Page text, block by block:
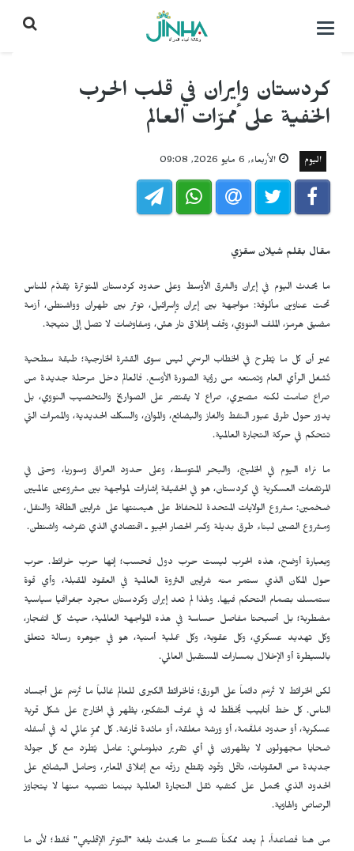
التحكم
كردستان وإيران في قلب الحرب
الخفية على ممرّات العالم
اليوم الأربعاء, 6 مايو 2026, 09:08
مقال بقلم شيلان سقزي
ما يحدث اليوم في إيران والشرق الأوسط وعلى حدود كردستان المتوترة يُقدَّم للناس
تحت عناوين مألوفة: مواجهة بين إيران وإسرائيل، توتر بين طهران وواشنطن، أزمة
مضيق هرمز، الملف النووي، وقف إطلاق نار هش، ومفاوضات لا تصل إلى نتيجة.
غير أن كل ما يُطرح في الخطاب الرسمي ليس سوى القشرة الخارجية؛ طبقة سطحية
تُشغل الرأي العام وتمنعه من رؤية الصورة الأوسع. فالعالم دخل مرحلة جديدة من
صراع صامت لكنه مصيري، صراع لا يقتصر على الصواريخ والتخصيب النووي، بل
يدور حول طرق عبور النفط والغاز والبضائع، والموانئ، والسكك الحديدية، والممرات التي
تتحكم في حركة التجارة العالمية.
ما نراه اليوم في الخليج، والبحر المتوسط، وعلى حدود العراق وسوريا، وحتى في
المرتفعات العسكرية في كردستان، هو في الحقيقة إشارات لمواجهة بين مشروعين عالميين
ضخمين: مشروع الولايات المتحدة للحفاظ على هيمنتها على شرايين الطاقة والنقل،
ومشروع الصين لبناء طرق بديلة وكسر الحصار الجيو ـ اقتصادي الذي تفرضه واشنطن.
وبعبارة أوضح، هذه الحرب ليست حرب دول فحسب؛ إنها حرب خرائط. حرب
حول المكان الذي ستمر منه شرايين الثروة العالمية في العقود المقبلة، وأي قوة
ستمسك بصمام التحكم فيها. ولهذا لم تعد إيران وكردستان مجرد جغرافيا سياسية
مضطربة؛ بل أصبحتا مفاصل حساسة في هذه المواجهة العالمية، حيث كل انفجار،
وكل تهديد عسكري، وكل عقوبة، وكل عملية أمنية، هو في جوهره رسالة تتعلق
بالسيطرة أو الإخلال بمسارات المستقبل العالمي.
لكن الخرائط لا تُرسَم دائماً على الورق؛ فالخرائط الكبرى للعالم غالباً ما تُرسَم على أجساد
الناس. كل خط أنابيب يُخطَّط له في غرف التفكير، يظهر في الخارج على شكل قرية
عسكرية، أو حدود مُلغَّمة، أو ورشة مغلقة، أو مائدة فارغة. كل ممرٍّ عالمي له في أسفله
ضحايا مجهولون لا يظهرون في أي تقرير دبلوماسي: عامل يُطرَد مع كل جولة
جديدة من العقوبات، ناقل وقود يُقطع رزقه مع إغلاق المعابر، وحامل البضائع على
الحدود الذي يحمل على كتفيه ثقل التجارة العالمية بينما نصيبه منها لا يتجاوز
الرصاص والهاوية.
من هنا فصاعداً، لم يعد ممكناً تفسير ما يحدث بلغة "التوتر الإقليمي" فقط؛ لأن ما